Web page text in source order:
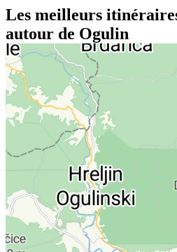
Les meilleurs
autour de Ogulin